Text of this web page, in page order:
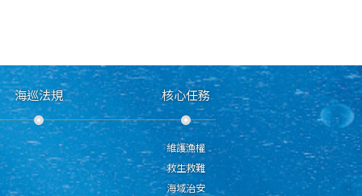
海巡法規 核心任務
維護漁權
救生救難
海域治安